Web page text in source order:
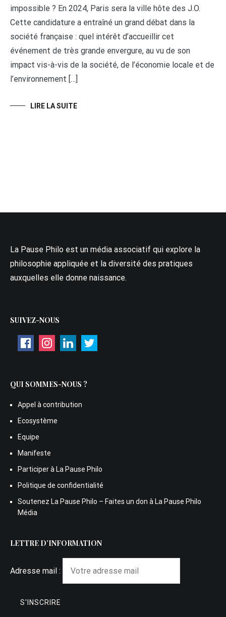
impossible ? En 2024, Paris sera la ville hôte des J.O.
Cette candidature a entraîné un grand débat dans la
société française : quel intérêt d’accueillir cet
événement de très grande envergure, au vu de son
impact vis-à-vis de la société, de l’économie locale et de
l’environnement […]
LIRE LA SUITE
La Pause Philo est un média associatif qui explore la
philosophie appliquée et la diversité des pratiques
auxquelles elle donne naissance.
SUIVEZ-NOUS
QUI SOMMES-NOUS ?
Appel à contribution
Ecosystème
Equipe
Manifeste
Participer à La Pause Philo
Politique de confidentialité
Soutenez La Pause Philo – Faites un don à La Pause Philo
Média
LETTRE D’INFORMATION
Adresse mail :